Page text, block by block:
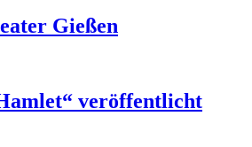
Gießen
veröffentlicht